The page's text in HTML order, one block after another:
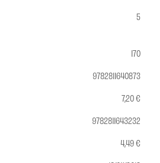
5
170
9782811640873
7,20 €
9782811643232
4,49 €